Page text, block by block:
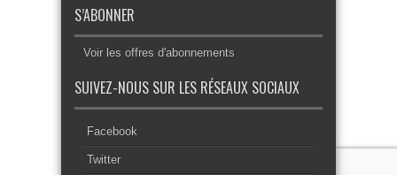
S’ABONNER
Voir les offres d'abonnements
SUIVEZ-NOUS SUR LES RÉSEAUX SOCIAUX
Facebook
Twitter